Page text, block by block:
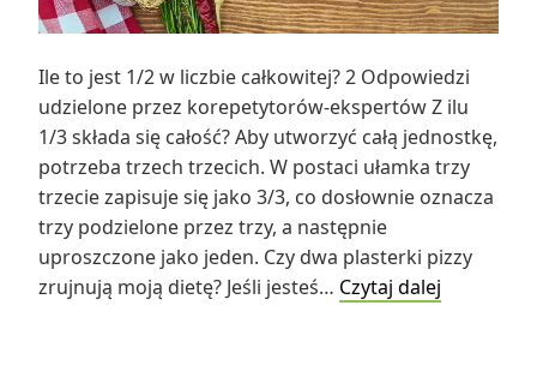
Ile to jest 1/2 w liczbie całkowitej? 2 Odpowiedzi
udzielone przez korepetytorów-ekspertów Z ilu
1/3 składa się całość? Aby utworzyć całą jednostkę,
potrzeba trzech trzecich. W postaci ułamka trzy
trzecie zapisuje się jako 3/3, co dosłownie oznacza
trzy podzielone przez trzy, a następnie
uproszczone jako jeden. Czy dwa plasterki pizzy
zrujnują moją dietę? Jeśli jesteś… Czytaj dalej